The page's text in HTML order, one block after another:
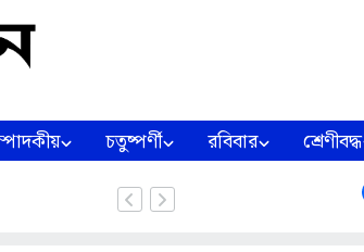
চতুষ্পর্ণী রবিবার শ্রেণীবদ্ধ